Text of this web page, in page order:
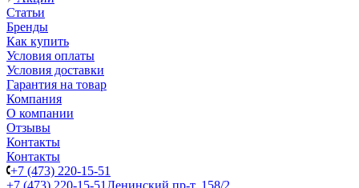
Статьи
Бренды
Как купить
Условия оплаты
Условия доставки
Гарантия на товар
Компания
О компании
Отзывы
Контакты
Контакты
+7 (473) 220-15-51
+7 (473) 220-15-51Ленинский пр-т, 158/2